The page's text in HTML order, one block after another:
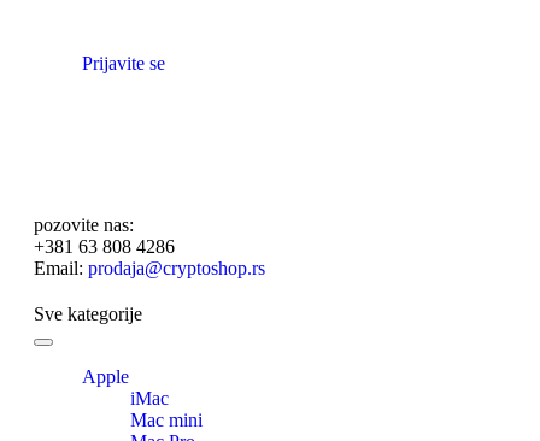
Prijavite se
pozovite nas:
+381 63 808 4286
Email: prodaja@cryptoshop.rs
Sve kategorije
Toggle
navigationApple
iMac
Mac mini